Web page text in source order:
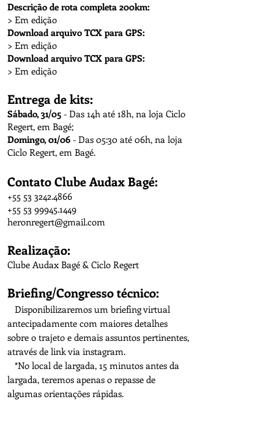
Descrição de rota completa 200km:
> Em edição
Download arquivo TCX para GPS:
> Em edição
Download arquivo TCX para GPS:
> Em edição
Entrega de kits:
Sábado, 31/05 - Das 14h até 18h, na loja Ciclo
Regert, em Bagé;
Domingo, 01/06 - Das 05:30 até 06h, na loja
Ciclo Regert, em Bagé.
Contato Clube Audax Bagé:
+55 53 3242.4866
+55 53 99945.1449
heronregert@gmail.com
Realização:
Clube Audax Bagé & Ciclo Regert
Briefing/Congresso técnico:
Disponibilizaremos um briefing virtual
antecipadamente com maiores detalhes
sobre o trajeto e demais assuntos pertinentes,
através de link via instagram.
*No local de largada, 15 minutos antes da
largada, teremos apenas o repasse de
algumas orientações rápidas.​